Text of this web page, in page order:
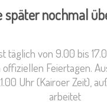
später nochmal
täglich von 9.00 bis
Feiertagen.
Uhr (Kairoer Zeit),
arbeitet